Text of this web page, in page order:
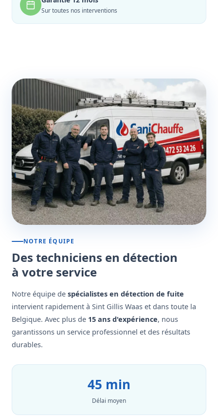
Sur toutes nos interventions
NOTRE ÉQUIPE
Des techniciens en détection
à votre service
Notre équipe de spécialistes en détection de fuite
intervient rapidement à Sint Gillis Waas et dans toute la
Belgique. Avec plus de 15 ans d'expérience, nous
garantissons un service professionnel et des résultats
durables.
45 min
Délai moyen